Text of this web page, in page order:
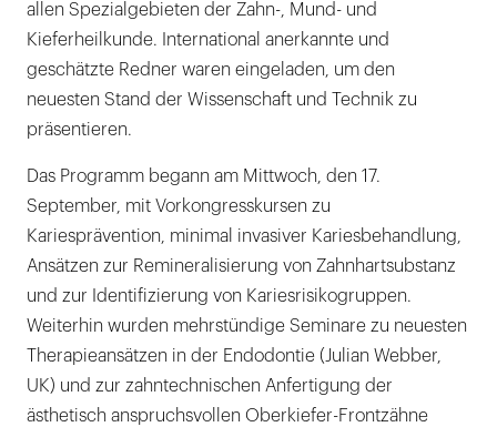
allen Spezialgebieten der Zahn-, Mund- und
Kieferheilkunde. International anerkannte und
geschätzte Redner waren eingeladen, um den
neuesten Stand der Wissenschaft und Technik zu
präsentieren.
Das Programm begann am Mittwoch, den 17.
September, mit Vorkongresskursen zu
Kariesprävention, minimal invasiver Kariesbehandlung,
Ansätzen zur Remineralisierung von Zahnhartsubstanz
und zur Identifizierung von Kariesrisikogruppen.
Weiterhin wurden mehrstündige Seminare zu neuesten
Therapieansätzen in der Endodontie (Julian Webber,
UK) und zur zahntechnischen Anfertigung der
ästhetisch anspruchsvollen Oberkiefer-Frontzähne